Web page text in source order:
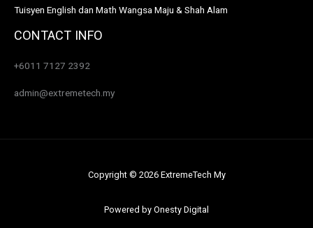
Tuisyen English dan Math Wangsa Maju & Shah Alam
CONTACT INFO
+6011 7127 2392
admin@extremetech.my
Copyright © 2026 ExtremeTech My
Powered by Onesty Digital